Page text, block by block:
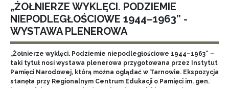
„ŻOŁNIERZE WYKLĘCI. PODZIEMIE
NIEPODLEGŁOŚCIOWE 1944–1963” -
WYSTAWA PLENEROWA
„Żołnierze wyklęci. Podziemie niepodległościowe 1944–1963” –
taki tytuł nosi wystawa plenerowa przygotowana przez Instytut
Pamięci Narodowej, którą można oglądać w Tarnowie. Ekspozycja
stanęła przy Regionalnym Centrum Edukacji o Pamięci im. gen.